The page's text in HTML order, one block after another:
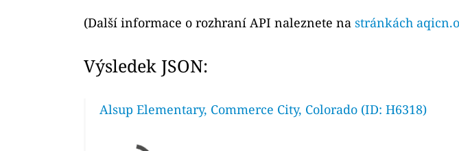
(Další informace o rozhraní API naleznete na stránkách
Výsledek JSON:
Alsup Elementary, Commerce City, Colorado (ID: H6318)